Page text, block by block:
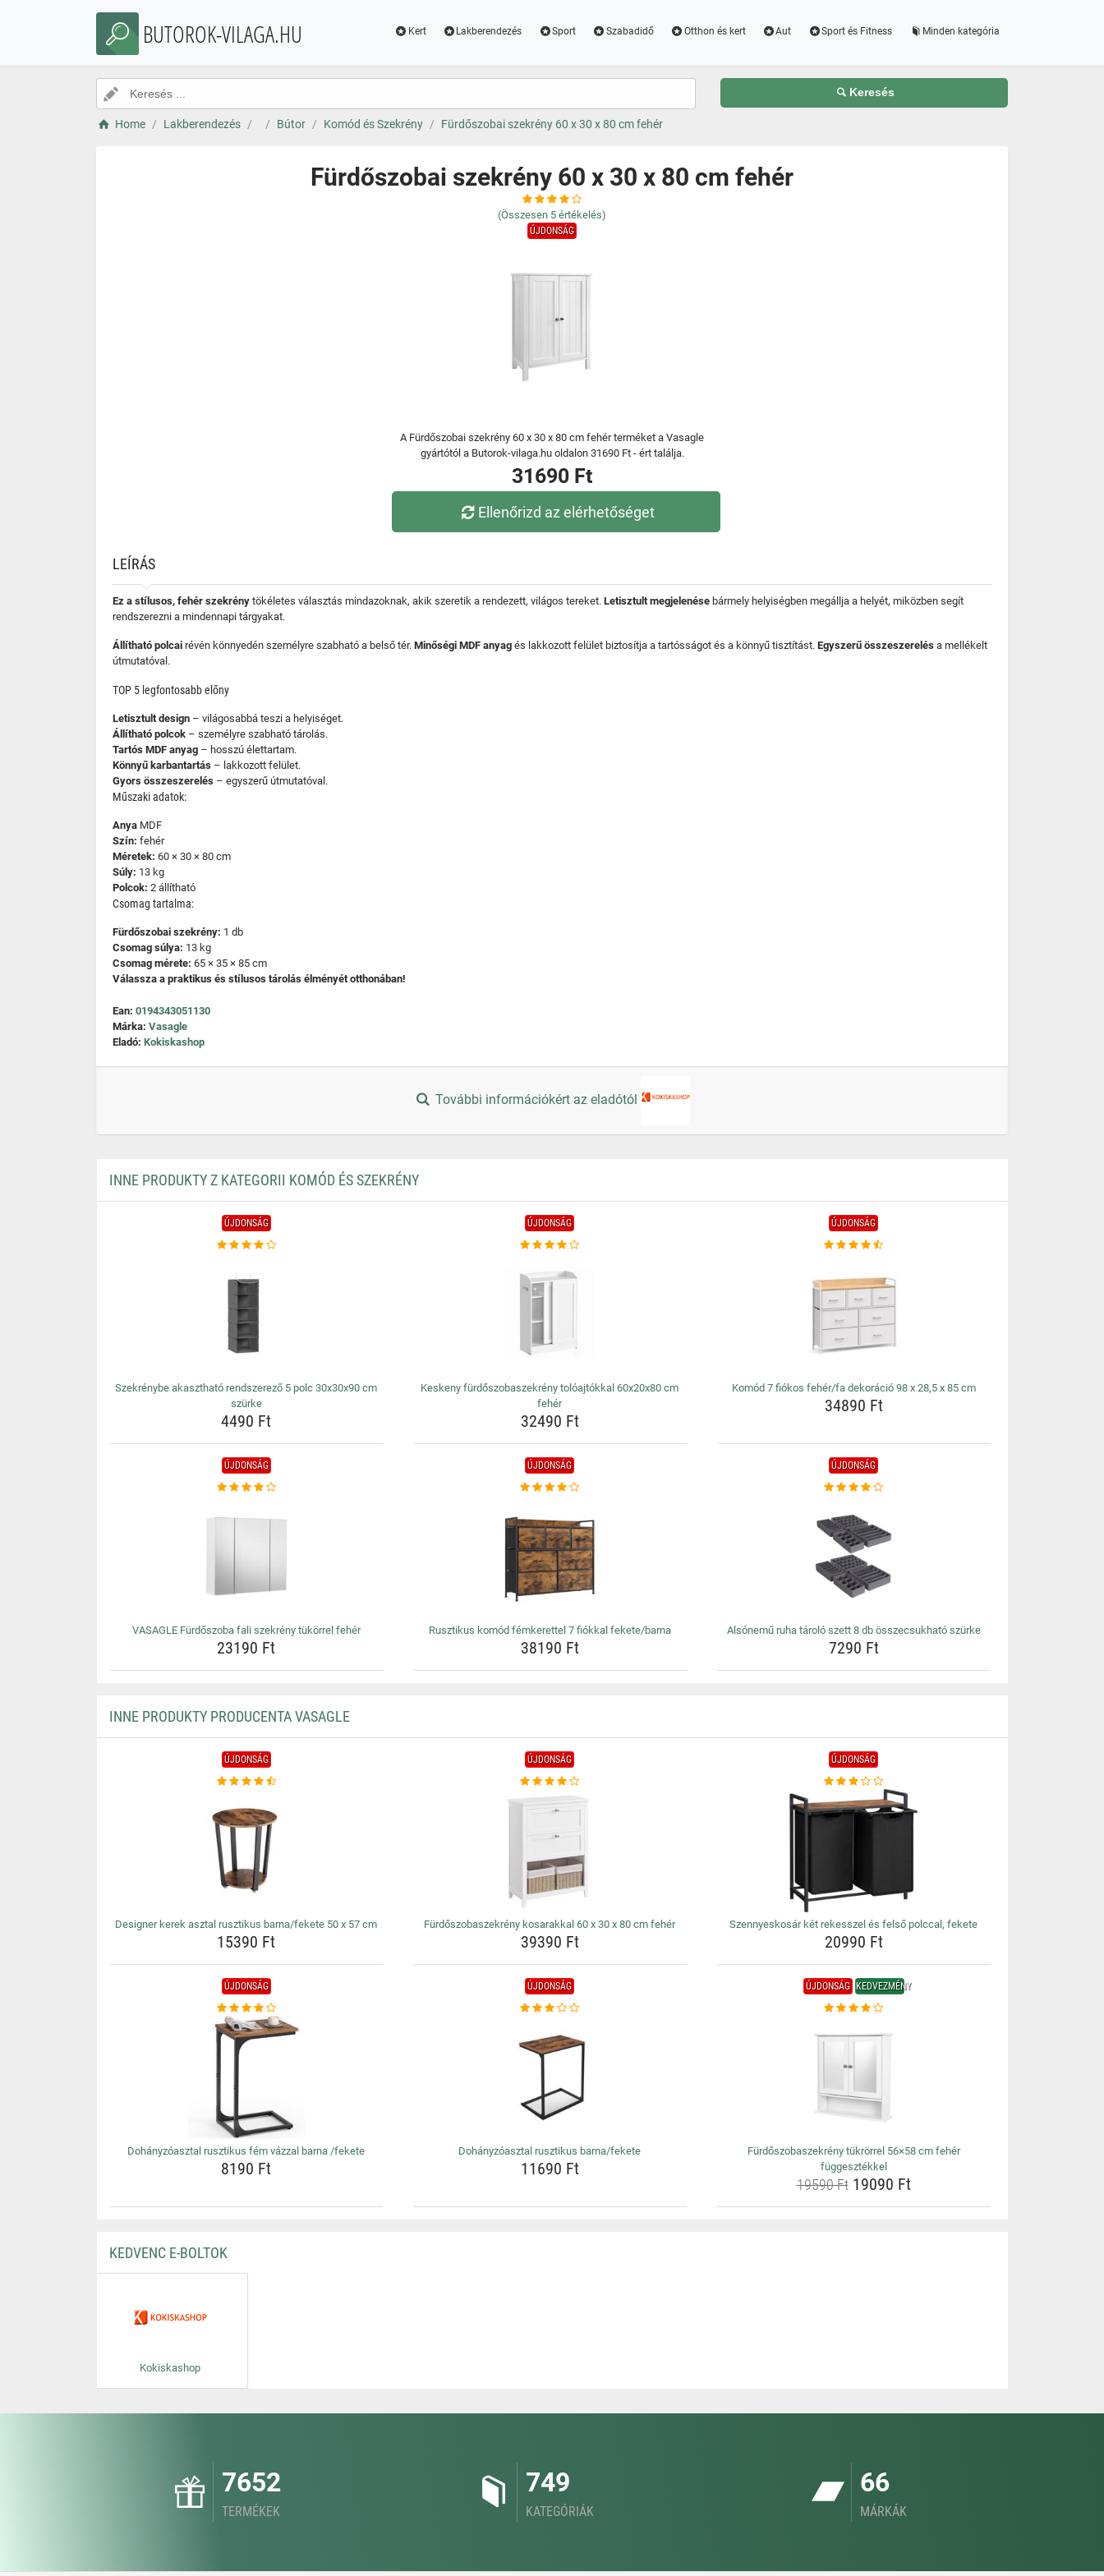
BUTOROK-VILAGA.HU Kert Lakberendezés Sport Szabadidő Otthon és kert Aut Sport és Fitness Minden kategória
Keresés
Home Lakberendezés Bútor Komód és Szekrény Fürdőszobai szekrény 60 x 30 x 80 cm fehér
Fürdőszobai szekrény 60 x 30 x 80 cm fehér
(Összesen 5 értékelés)
ÚJDONSÁG
A Fürdőszobai szekrény 60 x 30 x 80 cm fehér terméket a Vasagle
gyártótól a Butorok-vilaga.hu oldalon 31690 Ft - ért találja.
31690 Ft
Ellenőrizd az elérhetőséget
LEÍRÁS
Ez a stílusos, fehér szekrény tökéletes választás mindazoknak, akik szeretik a rendezett, világos tereket. Letisztult megjelenése bármely helyiségben megállja a helyét, miközben segít
rendszerezni a mindennapi tárgyakat.
Állítható polcai révén könnyedén személyre szabható a belső tér. Minőségi MDF anyag és lakkozott felület biztosítja a tartósságot és a könnyű tisztítást. Egyszerű összeszerelés a mellékelt
útmutatóval.
TOP 5 legfontosabb előny
Letisztult design – világosabbá teszi a helyiséget.
Állítható polcok – személyre szabható tárolás.
Tartós MDF anyag – hosszú élettartam.
Könnyű karbantartás – lakkozott felület.
Gyors összeszerelés – egyszerű útmutatóval.
Műszaki adatok:
Anya MDF
Szín: fehér
Méretek: 60 × 30 × 80 cm
Súly: 13 kg
Polcok: 2 állítható
Csomag tartalma:
Fürdőszobai szekrény: 1 db
Csomag súlya: 13 kg
Csomag mérete: 65 × 35 × 85 cm
Válassza a praktikus és stílusos tárolás élményét otthonában!
Ean: 0194343051130
Márka: Vasagle
Eladó: Kokiskashop
További információkért az eladótól
INNE PRODUKTY Z KATEGORII KOMÓD ÉS SZEKRÉNY
ÚJDONSÁG
Szekrénybe akasztható rendszerező 5 polc 30x30x90 cm
szürke
4490 Ft
ÚJDONSÁG
Keskeny fürdőszobaszekrény tolóajtókkal 60x20x80 cm
fehér
32490 Ft
ÚJDONSÁG
Komód 7 fiókos fehér/fa dekoráció 98 x 28,5 x 85 cm
34890 Ft
ÚJDONSÁG
VASAGLE Fürdőszoba fali szekrény tükörrel fehér
23190 Ft
ÚJDONSÁG
Rusztikus komód fémkerettel 7 fiókkal fekete/barna
38190 Ft
ÚJDONSÁG
Alsónemű ruha tároló szett 8 db összecsukható szürke
7290 Ft
INNE PRODUKTY PRODUCENTA VASAGLE
ÚJDONSÁG
Designer kerek asztal rusztikus barna/fekete 50 x 57 cm
15390 Ft
ÚJDONSÁG
Fürdőszobaszekrény kosarakkal 60 x 30 x 80 cm fehér
39390 Ft
ÚJDONSÁG
Szennyeskosár két rekesszel és felső polccal, fekete
20990 Ft
ÚJDONSÁG
Dohányzóasztal rusztikus fém vázzal barna /fekete
8190 Ft
ÚJDONSÁG
Dohányzóasztal rusztikus barna/fekete
11690 Ft
ÚJDONSÁG KEDVEZMÉNY
Fürdőszobaszekrény tükrörrel 56×58 cm fehér
függesztékkel
19590 Ft19090 Ft
KEDVENC E-BOLTOK
Kokiskashop
7652
TERMÉKEK
749
KATEGÓRIÁK
66
MÁRKÁK